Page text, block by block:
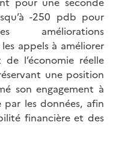
-250 pdb pour
améliorations
appels à améliorer
l’économie réelle
une position
son engagement à
les données, afin
financière et des